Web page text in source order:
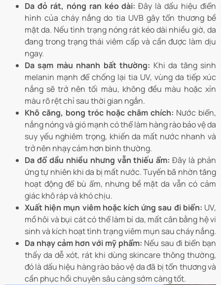
Da đỏ rát, nóng ran kéo dài: Đây là dấu hiệu điển
hình của cháy nắng do tia UVB gây tổn thương bề
mặt da. Nếu tình trạng nóng rát kéo dài nhiều giờ, da
đang trong trạng thái viêm cấp và cần được làm dịu
ngay.
Da sạm màu nhanh bất thường: Khi da tăng sinh
melanin mạnh để chống lại tia UV, vùng da tiếp xúc
nắng sẽ trở nên tối màu, không đều màu hoặc xỉn
màu rõ rệt chỉ sau thời gian ngắn.
Khô căng, bong tróc hoặc châm chích: Nước biển,
nắng nóng và gió mạnh có thể làm hàng rào bảo vệ da
suy yếu nghiêm trọng, khiến da mất nước nhanh và
trở nên nhạy cảm hơn bình thường.
Da đổ dầu nhiều nhưng vẫn thiếu ẩm: Đây là phản
ứng tự nhiên khi da bị mất nước. Tuyến bã nhờn tăng
hoạt động để bù ẩm, nhưng bề mặt da vẫn có cảm
giác khô ráp và khó chịu.
Xuất hiện mụn viêm hoặc kích ứng sau đi biển: UV,
mồ hôi và bụi cát có thể làm bí da, mất cân bằng hệ vi
sinh và kích hoạt tình trạng viêm mụn sau cháy nắng.
Da nhạy cảm hơn với mỹ phẩm: Nếu sau đi biển bạn
thấy da dễ xót, rát khi dùng skincare thông thường,
đó là dấu hiệu hàng rào bảo vệ da đã bị tổn thương và
cần phục hồi chuyên sâu càng sớm càng tốt.